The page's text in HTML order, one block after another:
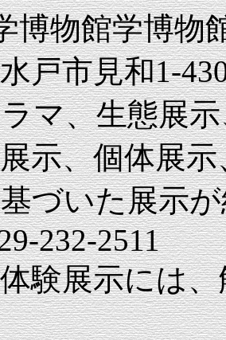
博物館学博物
市見和1-
、生態展示
示、個体展
づいた展示
232-2511
展示には、